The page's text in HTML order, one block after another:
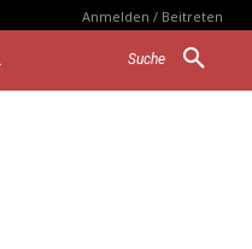
Anmelden / Beitreten
Suche